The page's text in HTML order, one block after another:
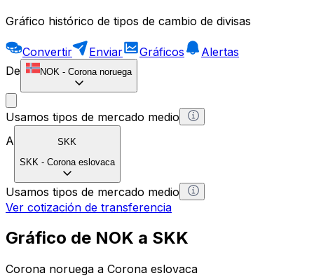
Gráfico histórico de tipos de cambio de divisas
Convertir Enviar Gráficos
Alertas
De
NOK - Corona noruega
Usamos tipos de mercado medio
A
SKK
SKK - Corona eslovaca
Usamos tipos de mercado medio
Ver cotización de transferencia
Gráfico de NOK a SKK
Corona noruega a Corona eslovaca